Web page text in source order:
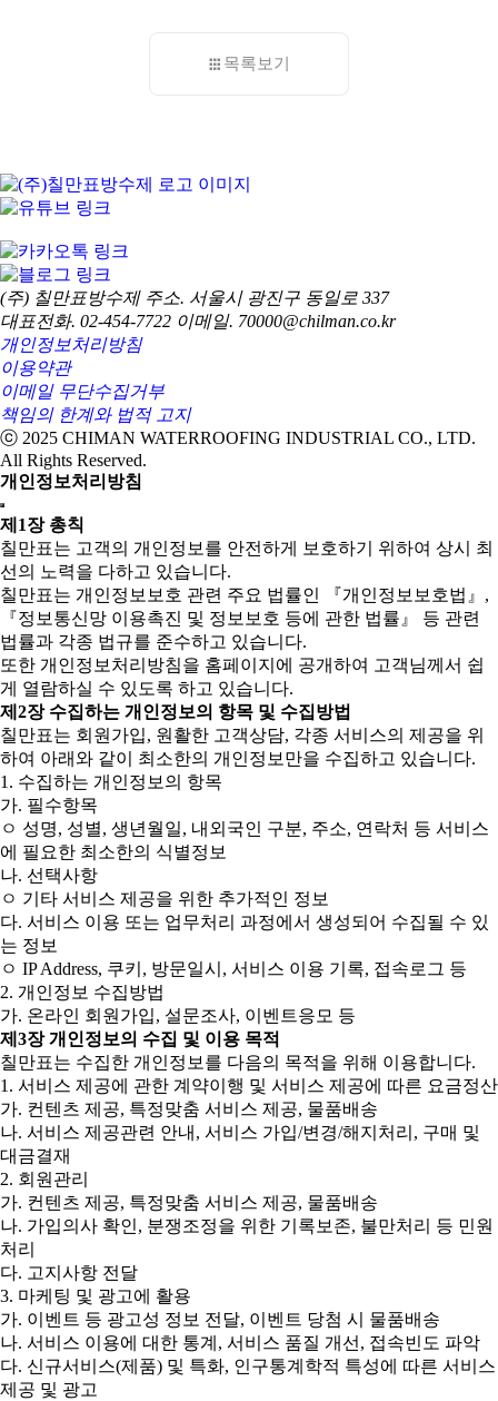
목록보기
(주) 칠만표방수제 주소. 서울시 광진구 동일로 337
대표전화. 02-454-7722 이메일. 70000@chilman.co.kr
개인정보처리방침
이용약관
이메일 무단수집거부
책임의 한계와 법적 고지
ⓒ 2025 CHIMAN WATERROOFING INDUSTRIAL CO., LTD.
All Rights Reserved.
개인정보처리방침
제1장 총칙
칠만표는 고객의 개인정보를 안전하게 보호하기 위하여 상시 최
선의 노력을 다하고 있습니다.
칠만표는 개인정보보호 관련 주요 법률인 『개인정보보호법』,
『정보통신망 이용촉진 및 정보보호 등에 관한 법률』 등 관련
법률과 각종 법규를 준수하고 있습니다.
또한 개인정보처리방침을 홈페이지에 공개하여 고객님께서 쉽
게 열람하실 수 있도록 하고 있습니다.
제2장 수집하는 개인정보의 항목 및 수집방법
칠만표는 회원가입, 원활한 고객상담, 각종 서비스의 제공을 위
하여 아래와 같이 최소한의 개인정보만을 수집하고 있습니다.
1. 수집하는 개인정보의 항목
가. 필수항목
ㅇ 성명, 성별, 생년월일, 내외국인 구분, 주소, 연락처 등 서비스
에 필요한 최소한의 식별정보
나. 선택사항
ㅇ 기타 서비스 제공을 위한 추가적인 정보
다. 서비스 이용 또는 업무처리 과정에서 생성되어 수집될 수 있
는 정보
ㅇ IP Address, 쿠키, 방문일시, 서비스 이용 기록, 접속로그 등
2. 개인정보 수집방법
가. 온라인 회원가입, 설문조사, 이벤트응모 등
제3장 개인정보의 수집 및 이용 목적
칠만표는 수집한 개인정보를 다음의 목적을 위해 이용합니다.
1. 서비스 제공에 관한 계약이행 및 서비스 제공에 따른 요금정산
가. 컨텐츠 제공, 특정맞춤 서비스 제공, 물품배송
나. 서비스 제공관련 안내, 서비스 가입/변경/해지처리, 구매 및
대금결재
2. 회원관리
가. 컨텐츠 제공, 특정맞춤 서비스 제공, 물품배송
나. 가입의사 확인, 분쟁조정을 위한 기록보존, 불만처리 등 민원
처리
다. 고지사항 전달
3. 마케팅 및 광고에 활용
가. 이벤트 등 광고성 정보 전달, 이벤트 당첨 시 물품배송
나. 서비스 이용에 대한 통계, 서비스 품질 개선, 접속빈도 파악
다. 신규서비스(제품) 및 특화, 인구통계학적 특성에 따른 서비스
제공 및 광고